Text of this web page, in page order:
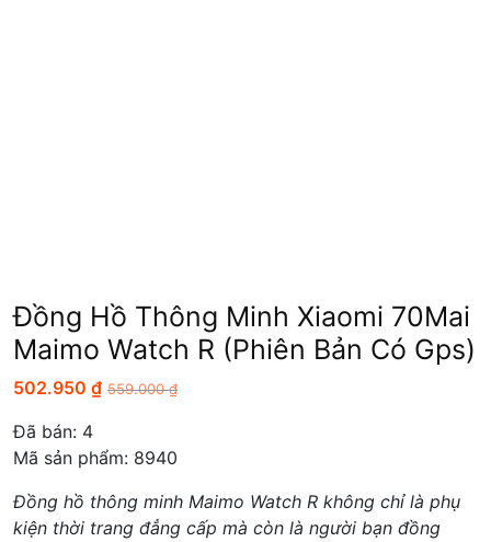
Đồng Hồ Thông Minh Xiaomi 70Mai
Maimo Watch R (Phiên Bản Có Gps)
502.950 ₫ 559.000₫
Đã bán: 4
Mã sản phẩm: 8940
Đồng hồ thông minh Maimo Watch R không chỉ là phụ
kiện thời trang đẳng cấp mà còn là người bạn đồng